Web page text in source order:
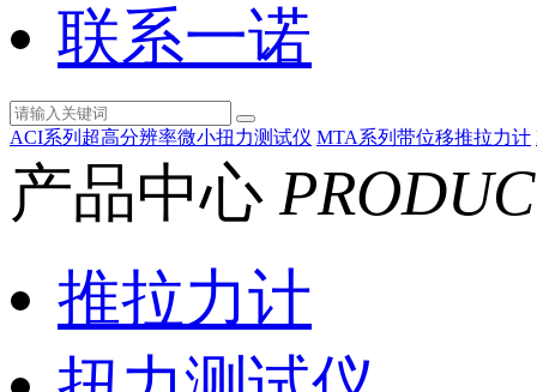
联系一诺
ACI系列超高分辨率微小扭力测试仪 MTA系列带位移推拉力计
产品中心
推拉力计